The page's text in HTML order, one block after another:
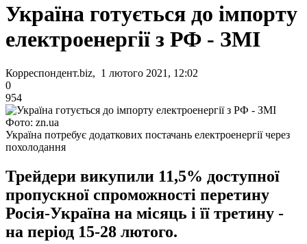
Україна готується до імпорту
електроенергії з РФ - ЗМІ
Корреспондент.biz, 1 лютого 2021, 12:02
0
954
Фото: zn.ua
Україна потребує додаткових постачань електроенергії через
похолодання
Трейдери викупили 11,5% доступної
пропускної спроможності перетину
Росія-Україна на місяць і її третину -
на період 15-28 лютого.